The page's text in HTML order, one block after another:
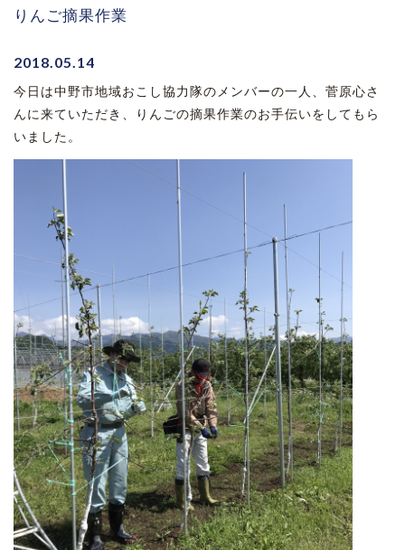
りんご摘果作業
2018.05.14
今日は中野市地域おこし協力隊のメンバーの一人、菅原心さ
んに来ていただき、りんごの摘果作業のお手伝いをしてもら
いました。